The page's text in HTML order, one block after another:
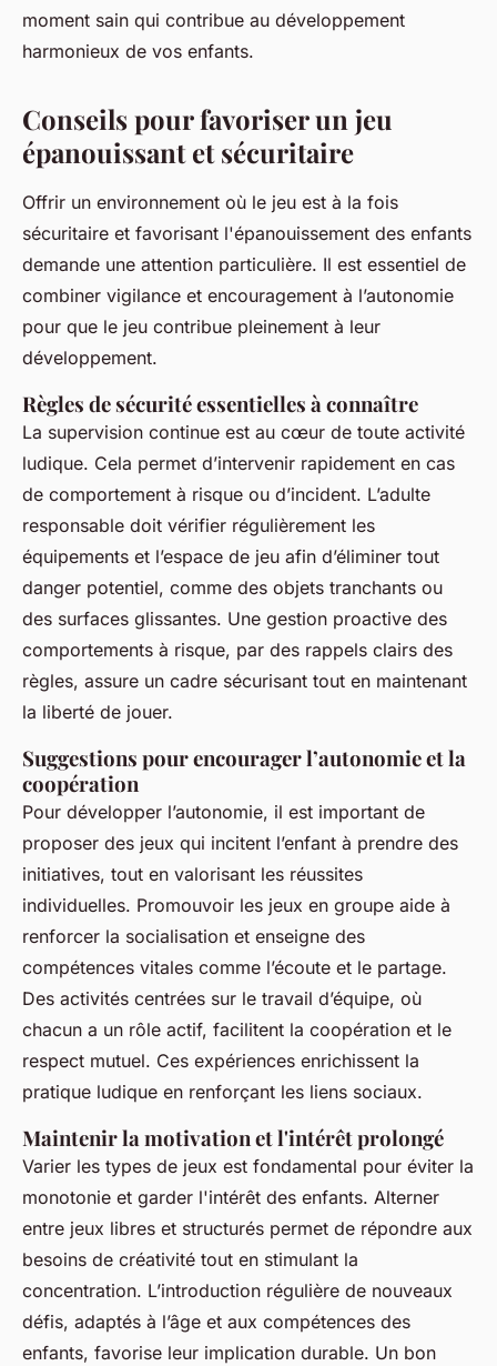
moment sain qui contribue au développement
harmonieux de vos enfants.
Conseils pour favoriser un jeu
épanouissant et sécuritaire
Offrir un environnement où le jeu est à la fois
sécuritaire et favorisant l'épanouissement des enfants
demande une attention particulière. Il est essentiel de
combiner vigilance et encouragement à l’autonomie
pour que le jeu contribue pleinement à leur
développement.
Règles de sécurité essentielles à connaître
La supervision continue est au cœur de toute activité
ludique. Cela permet d’intervenir rapidement en cas
de comportement à risque ou d’incident. L’adulte
responsable doit vérifier régulièrement les
équipements et l’espace de jeu afin d’éliminer tout
danger potentiel, comme des objets tranchants ou
des surfaces glissantes. Une gestion proactive des
comportements à risque, par des rappels clairs des
règles, assure un cadre sécurisant tout en maintenant
la liberté de jouer.
Suggestions pour encourager l’autonomie et la
coopération
Pour développer l’autonomie, il est important de
proposer des jeux qui incitent l’enfant à prendre des
initiatives, tout en valorisant les réussites
individuelles. Promouvoir les jeux en groupe aide à
renforcer la socialisation et enseigne des
compétences vitales comme l’écoute et le partage.
Des activités centrées sur le travail d’équipe, où
chacun a un rôle actif, facilitent la coopération et le
respect mutuel. Ces expériences enrichissent la
pratique ludique en renforçant les liens sociaux.
Maintenir la motivation et l'intérêt prolongé
Varier les types de jeux est fondamental pour éviter la
monotonie et garder l'intérêt des enfants. Alterner
entre jeux libres et structurés permet de répondre aux
besoins de créativité tout en stimulant la
concentration. L’introduction régulière de nouveaux
défis, adaptés à l’âge et aux compétences des
enfants, favorise leur implication durable. Un bon